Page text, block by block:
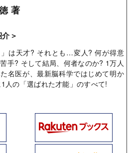
著
＞
」は天才? それとも…変人? 何が得意
手? そして結局、何者なのか? 1万人
名医が、最新脳科学ではじめて明か
人の「選ばれた才能」のすべて!